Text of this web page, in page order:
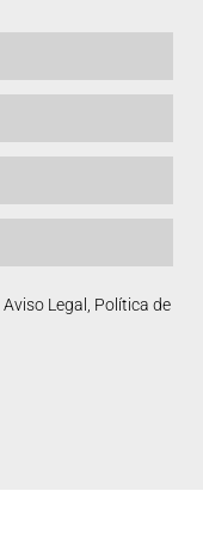
Aviso Legal, Política de